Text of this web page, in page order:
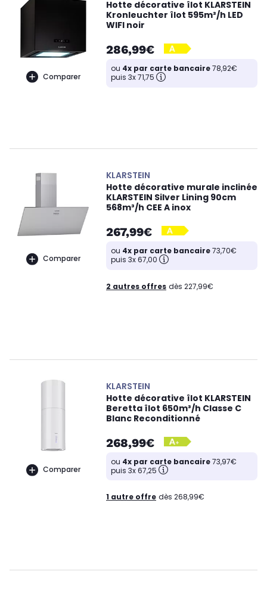
Comparer
Hotte décorative îlot KLARSTEIN
Kronleuchter îlot 595m³/h LED
WIFI noir
286,99€
ou 4x par carte bancaire78,92€
puis 3x 71,75
Comparer
KLARSTEIN
Hotte décorative murale inclinée
KLARSTEIN Silver Lining 90cm
568m³/h CEE A inox
267,99€
ou 4x par carte bancaire73,70€
puis 3x 67,00
2 autres offres dès 227,99€
Comparer
KLARSTEIN
Hotte décorative îlot KLARSTEIN
Beretta îlot 650m³/h Classe C
Blanc Reconditionné
268,99€
ou 4x par carte bancaire73,97€
puis 3x 67,25
1 autre offre dès 268,99€